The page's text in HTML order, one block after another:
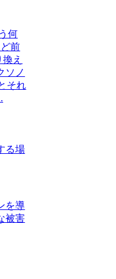
何
前
え
ソノ
それ
る場
を導
被害